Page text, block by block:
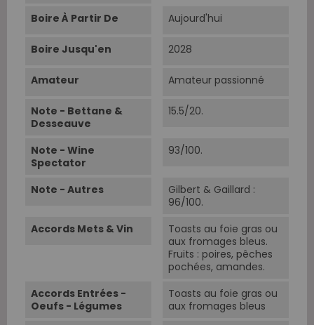
Boire À Partir De Aujourd'hui
Boire Jusqu'en 2028
Amateur Amateur passionné
Note - Bettane &
Desseauve
15.5/20.
Note - Wine
Spectator
93/100.
Note - Autres
Gilbert & Gaillard :
96/100.
Accords Mets & Vin
Toasts au foie gras ou
aux fromages bleus.
Fruits : poires, pêches
pochées, amandes.
Accords Entrées -
Oeufs - Légumes
Toasts au foie gras ou
aux fromages bleus